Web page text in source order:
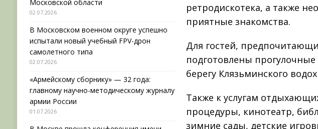
ретродискотека, а также
приятные знакомства.
Для гостей,
подготовлены
берегу Клязьминского
Также к услугам
процедуры, кинотеатр,
зимние сады, детские
Московской области
02.07.2026
В Московском военном округе успешно
испытали новый учебный FPV-дрон
самолетного типа
02.07.2026
«Армейскому сборнику» — 32 года:
главному научно-методическому журналу
армии России
01.07.2026